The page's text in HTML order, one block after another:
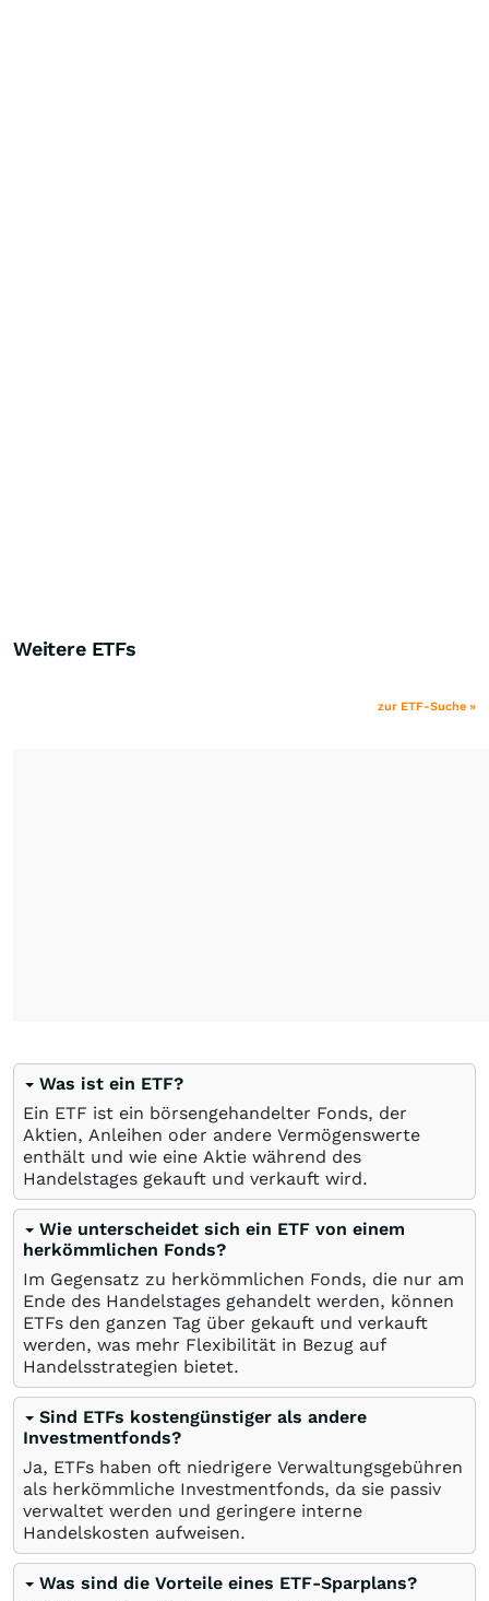
Weitere ETFs
zur ETF-Suche »
Was ist ein ETF?
Ein ETF ist ein börsengehandelter Fonds, der
Aktien, Anleihen oder andere Vermögenswerte
enthält und wie eine Aktie während des
Handelstages gekauft und verkauft wird.
Wie unterscheidet sich ein ETF von einem
herkömmlichen Fonds?
Im Gegensatz zu herkömmlichen Fonds, die nur am
Ende des Handelstages gehandelt werden, können
ETFs den ganzen Tag über gekauft und verkauft
werden, was mehr Flexibilität in Bezug auf
Handelsstrategien bietet.
Sind ETFs kostengünstiger als andere
Investmentfonds?
Ja, ETFs haben oft niedrigere Verwaltungsgebühren
als herkömmliche Investmentfonds, da sie passiv
verwaltet werden und geringere interne
Handelskosten aufweisen.
Was sind die Vorteile eines ETF-Sparplans?